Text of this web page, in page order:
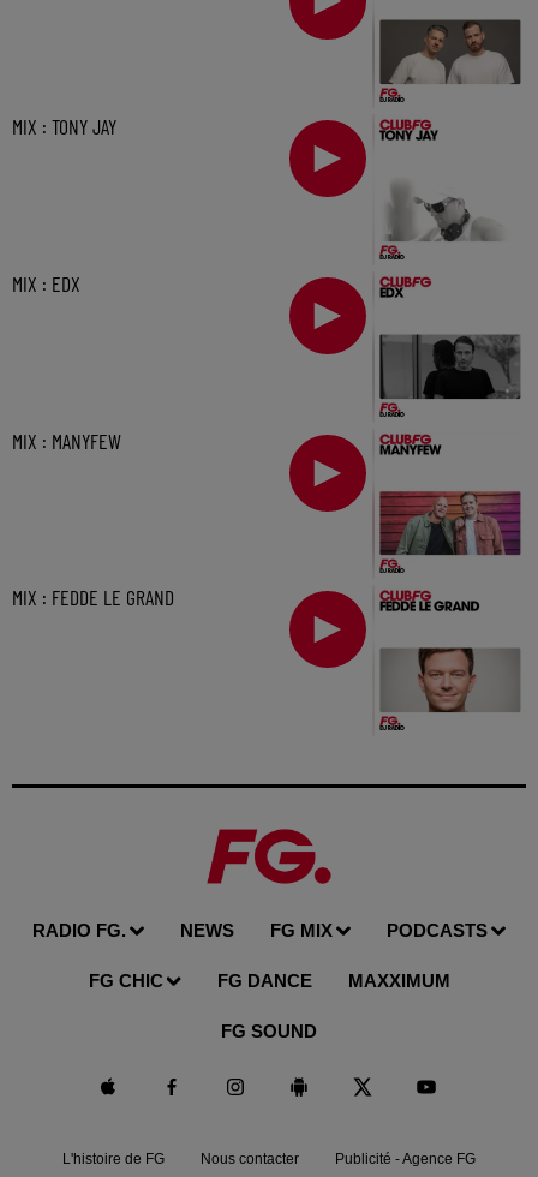
MIX : TONY JAY
MIX : EDX
MIX : MANYFEW
MIX : FEDDE LE GRAND
RADIO FG. NEWS FG MIX PODCASTS
FG CHIC FG DANCE MAXXIMUM
FG SOUND
L'histoire de FG Nous contacter Publicité - Agence FG